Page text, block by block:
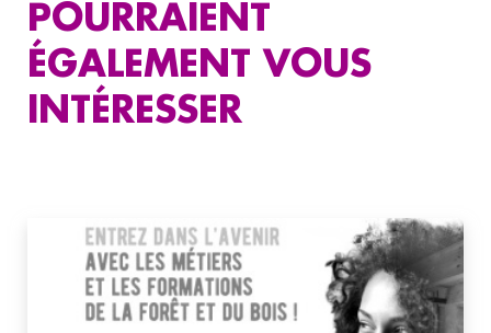
POURRAIENT
ÉGALEMENT VOUS
INTÉRESSER